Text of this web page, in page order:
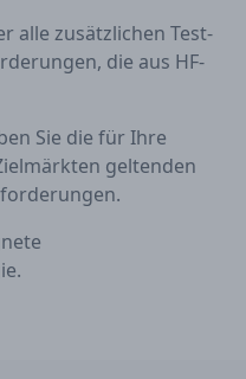
alle zusätzlichen Test-
die aus HF-
Sie die für Ihre
geltenden